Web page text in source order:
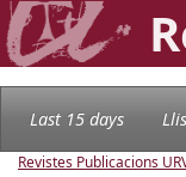
Last 15 days
Revistes Publicacions